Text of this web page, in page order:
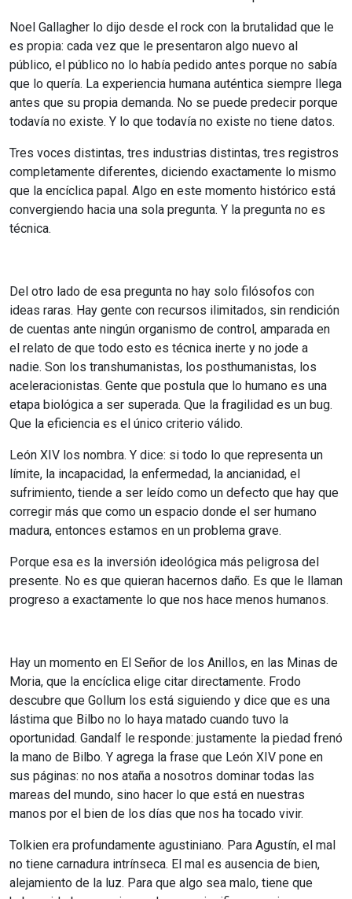
Noel Gallagher lo dijo desde el rock con la brutalidad que le
es propia: cada vez que le presentaron algo nuevo al
público, el público no lo había pedido antes porque no sabía
que lo quería. La experiencia humana auténtica siempre llega
antes que su propia demanda. No se puede predecir porque
todavía no existe. Y lo que todavía no existe no tiene datos.
Tres voces distintas, tres industrias distintas, tres registros
completamente diferentes, diciendo exactamente lo mismo
que la encíclica papal. Algo en este momento histórico está
convergiendo hacia una sola pregunta. Y la pregunta no es
técnica.
Del otro lado de esa pregunta no hay solo filósofos con
ideas raras. Hay gente con recursos ilimitados, sin rendición
de cuentas ante ningún organismo de control, amparada en
el relato de que todo esto es técnica inerte y no jode a
nadie. Son los transhumanistas, los posthumanistas, los
aceleracionistas. Gente que postula que lo humano es una
etapa biológica a ser superada. Que la fragilidad es un bug.
Que la eficiencia es el único criterio válido.
León XIV los nombra. Y dice: si todo lo que representa un
límite, la incapacidad, la enfermedad, la ancianidad, el
sufrimiento, tiende a ser leído como un defecto que hay que
corregir más que como un espacio donde el ser humano
madura, entonces estamos en un problema grave.
Porque esa es la inversión ideológica más peligrosa del
presente. No es que quieran hacernos daño. Es que le llaman
progreso a exactamente lo que nos hace menos humanos.
Hay un momento en El Señor de los Anillos, en las Minas de
Moria, que la encíclica elige citar directamente. Frodo
descubre que Gollum los está siguiendo y dice que es una
lástima que Bilbo no lo haya matado cuando tuvo la
oportunidad. Gandalf le responde: justamente la piedad frenó
la mano de Bilbo. Y agrega la frase que León XIV pone en
sus páginas: no nos ataña a nosotros dominar todas las
mareas del mundo, sino hacer lo que está en nuestras
manos por el bien de los días que nos ha tocado vivir.
Tolkien era profundamente agustiniano. Para Agustín, el mal
no tiene carnadura intrínseca. El mal es ausencia de bien,
alejamiento de la luz. Para que algo sea malo, tiene que